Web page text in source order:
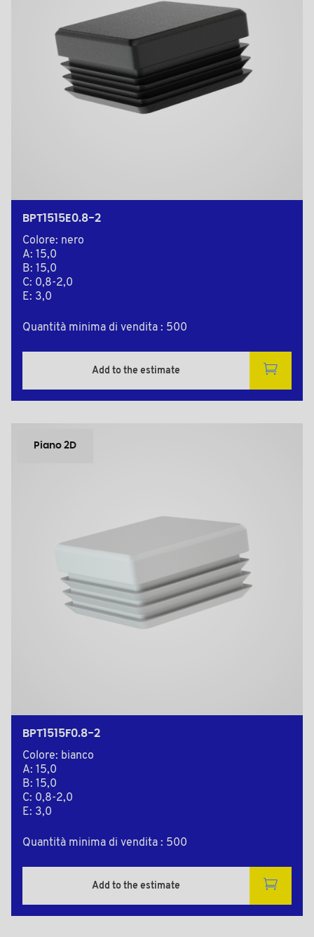
BPT1515E0.8-2
Colore: nero
A: 15,0
B: 15,0
C: 0,8-2,0
E: 3,0
Quantità minima di vendita : 500
Add to the estimate
Piano 2D
BPT1515F0.8-2
Colore: bianco
A: 15,0
B: 15,0
C: 0,8-2,0
E: 3,0
Quantità minima di vendita : 500
Add to the estimate